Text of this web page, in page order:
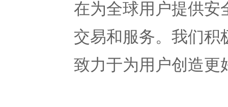
在为全球用户提供
交易和服务。我们积
致力于为用户创造